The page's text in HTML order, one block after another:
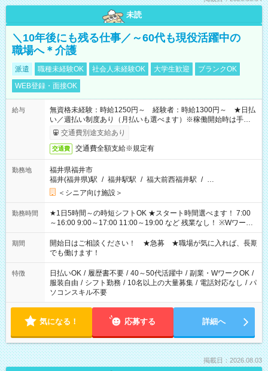
未読
＼10年後にも残る仕事／～60代も現役活躍中の
職場へ＊介護
派遣 職種未経験OK 社会人未経験OK 大学生歓迎
ブランクOK
WEB登録・面接OK
給与
無資格未経験：時給1250円～ 経験者：時給1300円～ ★日払
い／週払い制度あり（月払いも選べます）※稼働開始時は手続き
完了次第のお支払いとなります。
交通費別途支給あり
交通費 交通費全額支給※規定有
勤務地
福井県福井市
福井(福井県)駅 / 福井駅駅 / 福大前西福井駅 / …
＜シニア向け施設＞
勤務時間
★1日5時間～の時短シフトOK ★スタート時間選べます！ 7:00
～16:00 9:00～17:00 11:00～19:00 など 残業なし！ ※Wワーク
の場合、他のお仕事と合わせ週40時間超の就業はご案内できま
せん ※法令に基づき、週20時間以上勤務は社会保険への加入対
象となります ※労働者派遣法（日雇い派遣の原則禁止）によ
り、短時間・短期間の就業はご案内が難しい場合があります
期間
開始日はご相談ください！ ★急募 ★職場が気に入れば、長期
でも働けます！
特徴 日払いOK / 履歴書不要 / 40～50代活躍中 / 副業・WワークOK /
服装自由 / シフト勤務 / 10名以上の大量募集 / 電話対応なし / パ
ソコンスキル不要
気になる！ 応募する 詳細へ
掲載日：2026.08.03